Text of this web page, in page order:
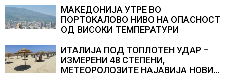
МАКЕДОНИЈА УТРЕ ВО
ПОРТОКАЛОВО НИВО НА ОПАСНОСТ
ОД ВИСОКИ ТЕМПЕРАТУРИ
ИТАЛИЈА ПОД ТОПЛОТЕН УДАР –
ИЗМЕРЕНИ 48 СТЕПЕНИ,
МЕТЕОРОЛОЗИТЕ НАЈАВИЈА НОВИ